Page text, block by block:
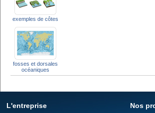
exemples de côtes
fosses et dorsales
océaniques
L'entreprise Nos